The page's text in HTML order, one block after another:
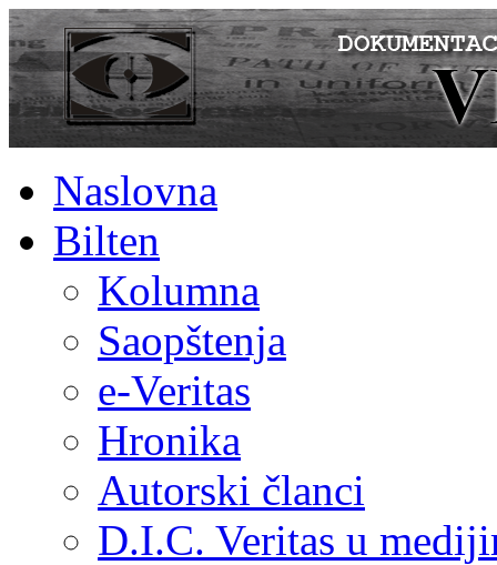
Naslovna
Bilten
Kolumna
Saopštenja
e-Veritas
Hronika
Autorski članci
D.I.C. Veritas u